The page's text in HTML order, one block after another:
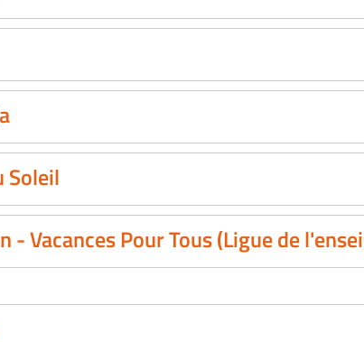
Soleil
- Vacances Pour Tous (Ligue de